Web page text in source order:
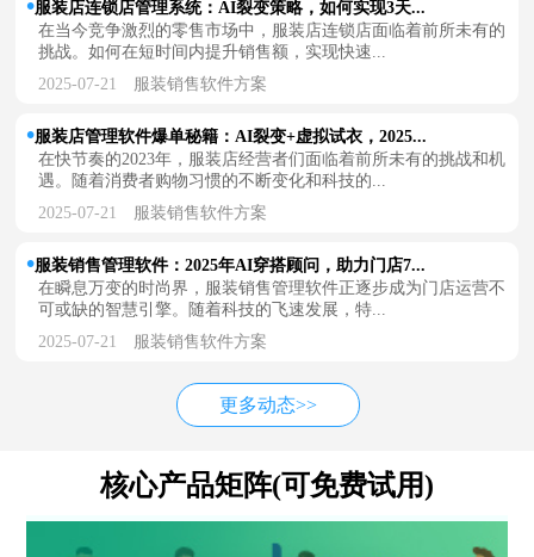
服装店连锁店管理系统：AI裂变策略，如何实现3天...
在当今竞争激烈的零售市场中，服装店连锁店面临着前所未有的
挑战。如何在短时间内提升销售额，实现快速...
2025-07-21 服装销售软件方案
服装店管理软件爆单秘籍：AI裂变+虚拟试衣，2025...
在快节奏的2023年，服装店经营者们面临着前所未有的挑战和机
遇。随着消费者购物习惯的不断变化和科技的...
2025-07-21 服装销售软件方案
服装销售管理软件：2025年AI穿搭顾问，助力门店7...
在瞬息万变的时尚界，服装销售管理软件正逐步成为门店运营不
可或缺的智慧引擎。随着科技的飞速发展，特...
2025-07-21 服装销售软件方案
更多动态>>
核心产品矩阵(可免费试用)